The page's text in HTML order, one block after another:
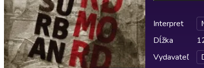
Interpret
Dĺžka
Vydavateľ